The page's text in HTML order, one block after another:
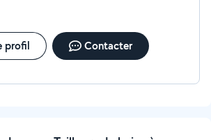
profil Contacter